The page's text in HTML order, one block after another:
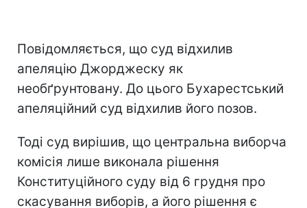
Повідомляється, що суд відхилив
апеляцію Джорджеску як
необґрунтовану. До цього Бухарестський
апеляційний суд відхилив його позов.
Тоді суд вирішив, що центральна виборча
комісія лише виконала рішення
Конституційного суду від 6 грудня про
скасування виборів, а його рішення є